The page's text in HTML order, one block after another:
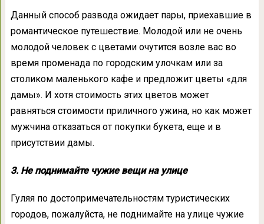
Данный способ развода ожидает пары, приехавшие в
романтическое путешествие. Молодой или не очень
молодой человек с цветами очутится возле вас во
время променада по городским улочкам или за
столиком маленького кафе и предложит цветы «для
дамы». И хотя стоимость этих цветов может
равняться стоимости приличного ужина, но как может
мужчина отказаться от покупки букета, еще и в
присутствии дамы.
3. Не поднимайте чужие вещи на улице
Гуляя по достопримечательностям туристических
городов, пожалуйста, не поднимайте на улице чужие